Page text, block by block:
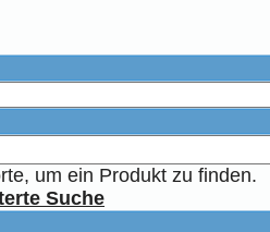
um ein Produkt zu finden.
Suche